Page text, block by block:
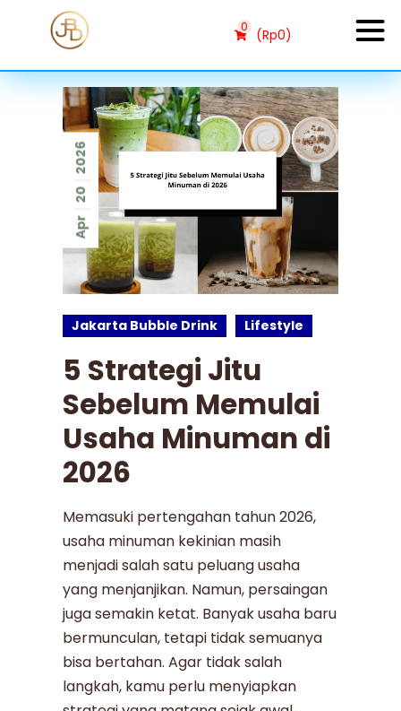
0 (Rp0)
Apr
20
2026
Jakarta Bubble Drink Lifestyle
5 Strategi Jitu
Sebelum Memulai
Usaha Minuman di
2026
Memasuki pertengahan tahun 2026,
usaha minuman kekinian masih
menjadi salah satu peluang usaha
yang menjanjikan. Namun, persaingan
juga semakin ketat. Banyak usaha baru
bermunculan, tetapi tidak semuanya
bisa bertahan. Agar tidak salah
langkah, kamu perlu menyiapkan